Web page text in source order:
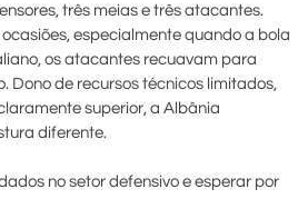
três meias e três atacantes.
especialmente quando a bola
os atacantes recuavam para
Dono de recursos técnicos limitados,
superior, a Albânia
diferente.
no setor defensivo e esperar por